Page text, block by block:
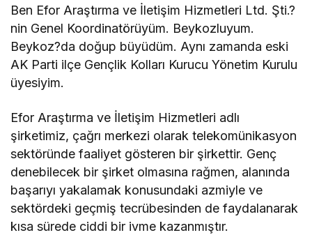
Ben Efor Araştırma ve İletişim Hizmetleri Ltd. Şti.?
nin Genel Koordinatörüyüm. Beykozluyum.
Beykoz?da doğup büyüdüm. Aynı zamanda eski
AK Parti ilçe Gençlik Kolları Kurucu Yönetim Kurulu
üyesiyim.
Efor Araştırma ve İletişim Hizmetleri adlı
şirketimiz, çağrı merkezi olarak telekomünikasyon
sektöründe faaliyet gösteren bir şirkettir. Genç
denebilecek bir şirket olmasına rağmen, alanında
başarıyı yakalamak konusundaki azmiyle ve
sektördeki geçmiş tecrübesinden de faydalanarak
kısa sürede ciddi bir ivme kazanmıştır.